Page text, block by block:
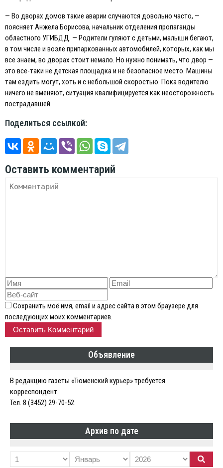
— Во дворах домов такие аварии случаются довольно часто, —
поясняет Анжела Борисова, начальник отделения пропаганды
областного УГИБДД. — Родители гуляют с детьми, малыши бегают,
в том числе и возле припаркованных автомобилей, которых, как мы
все знаем, во дворах стоит немало. Но нужно понимать, что двор —
это все-таки не детская площадка и не безопасное место. Машины
там ездить могут, хоть и с небольшой скоростью. Пока водителю
ничего не вменяют, ситуация квалифицируется как неосторожность
пострадавшей.
Поделиться ссылкой:
Оставить комментарий
Сохранить моё имя, email и адрес сайта в этом браузере для
последующих моих комментариев.
Объявление
В редакцию газеты «Тюменский курьер» требуется
корреспондент.
Тел. 8 (3452) 29-70-52.
Архив по дате